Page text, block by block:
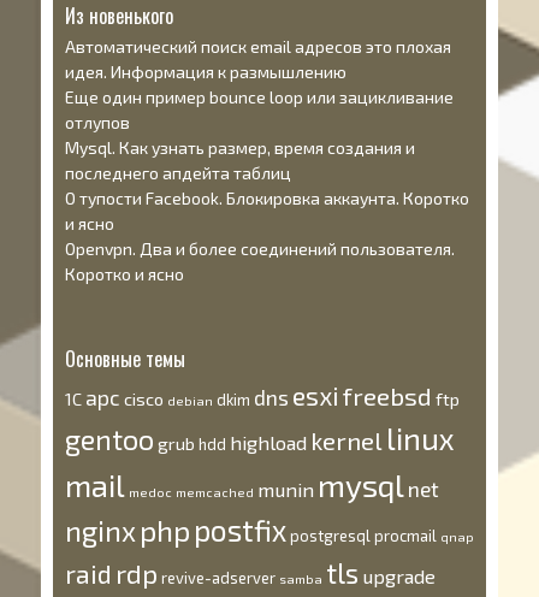
Из новенького
Автоматический поиск email адресов это плохая
идея. Информация к размышлению
Еще один пример bounce loop или зацикливание
отлупов
Mysql. Как узнать размер, время создания и
последнего апдейта таблиц
О тупости Facebook. Блокировка аккаунта. Коротко
и ясно
Openvpn. Два и более соединений пользователя.
Коротко и ясно
Основные темы
1С apc cisco debian dkim dns esxi freebsd ftp
gentoo grub hdd highload kernel linux
mail medoc memcached munin mysql net
nginx php postfixpostgresql procmail qnap
raid rdp revive-adserver samba tls upgrade